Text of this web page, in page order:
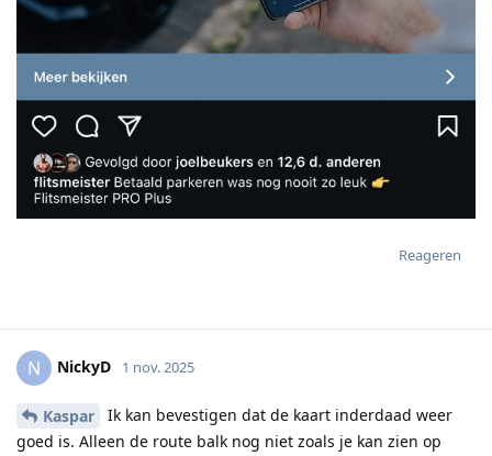
Reageren
N NickyD 1 nov. 2025
Kaspar
Ik kan bevestigen dat de kaart inderdaad weer
goed is. Alleen de route balk nog niet zoals je kan zien op